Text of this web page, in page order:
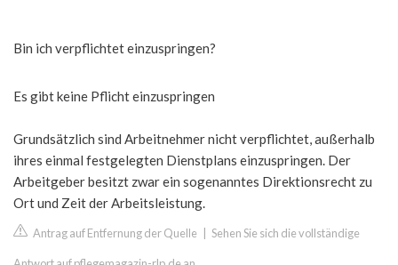
Bin ich verpflichtet einzuspringen?
Es gibt keine Pflicht einzuspringen
Grundsätzlich sind Arbeitnehmer nicht verpflichtet, außerhalb
ihres einmal festgelegten Dienstplans einzuspringen. Der
Arbeitgeber besitzt zwar ein sogenanntes Direktionsrecht zu
Ort und Zeit der Arbeitsleistung.
Antrag auf Entfernung der Quelle Sehen Sie sich die vollständige